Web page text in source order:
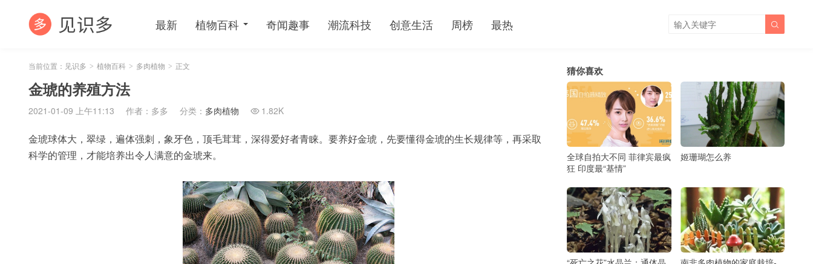
最新 植物百科 奇闻趣事 潮流科技 创意生活 周榜 最热 
当前位置： 见识多 > 植物百科 > 多肉植物 > 正文
金琥的养殖方法
2021-01-09 上午11:13 作者：多多 分类： 多肉植物  1.82K
金琥球体大，翠绿，遍体强刺，象牙色，顶毛茸茸，深得爱好者青睐。要养好金琥，先要懂得金琥的生长规律等，再采取
科学的管理，才能培养出令人满意的金琥来。
猜你喜欢
全球自拍大不同 菲律宾最疯
狂 印度最“基情”
姬珊瑚怎么养